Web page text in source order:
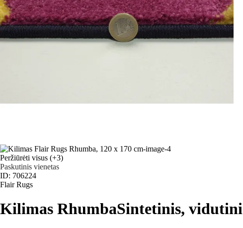
Peržiūrėti visus (+3)
Paskutinis vienetas
ID: 706224
Flair Rugs
Kilimas RhumbaSintetinis,